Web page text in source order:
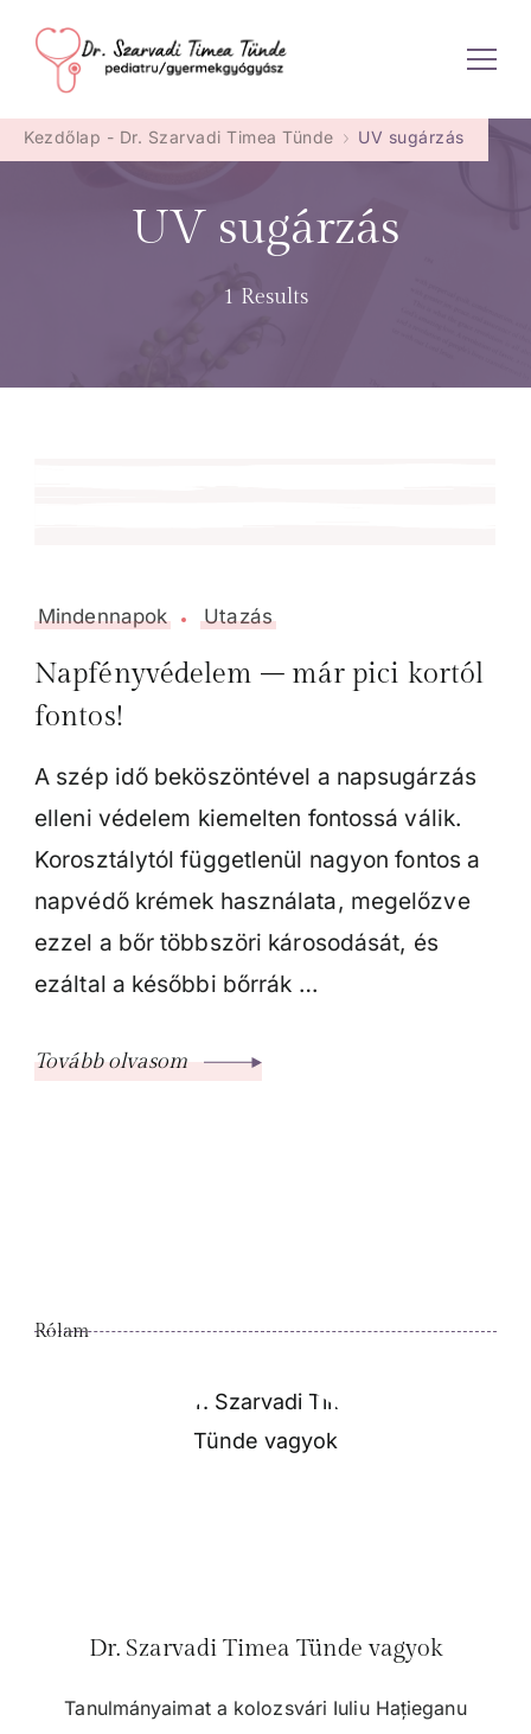
Dr. Szarvadi Timea Tünde
Kezdőlap - Dr. Szarvadi Timea Tünde UV sugárzás
UV sugárzás
1 Results
Mindennapok Utazás
Napfényvédelem – már pici kortól
fontos!
A szép idő beköszöntével a napsugárzás
elleni védelem kiemelten fontossá válik.
Korosztálytól függetlenül nagyon fontos a
napvédő krémek használata, megelőzve
ezzel a bőr többszöri károsodását, és
ezáltal a későbbi bőrrák …
Tovább olvasom
Rólam
Dr. Szarvadi Timea Tünde vagyok
Tanulmányaimat a kolozsvári Iuliu Hațieganu